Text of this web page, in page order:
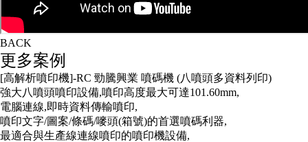
BACK
更多案例
[高解析噴印機]-RC 勁騰興業 噴碼機 (八噴頭多資料列印)
強大八噴頭噴印設備,噴印高度最大可達101.60mm,
電腦連線,即時資料傳輸噴印,
噴印文字/圖案/條碼/嘜頭(箱號)的首選噴碼利器,
最適合與生產線連線噴印的噴印機設備,